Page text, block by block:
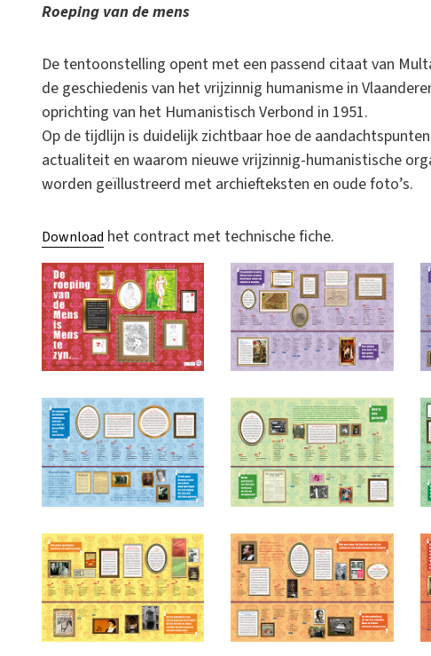
Roeping van de mens
De tentoonstelling opent met een passend citaat van
de geschiedenis van het vrijzinnig humanisme in
oprichting van het Humanistisch Verbond in 1951.
Op de tijdlijn is duidelijk zichtbaar hoe de
actualiteit en waarom nieuwe vrijzinnig-humanistische
worden geïllustreerd met archiefteksten en oude foto’s.
Download het contract met technische fiche.